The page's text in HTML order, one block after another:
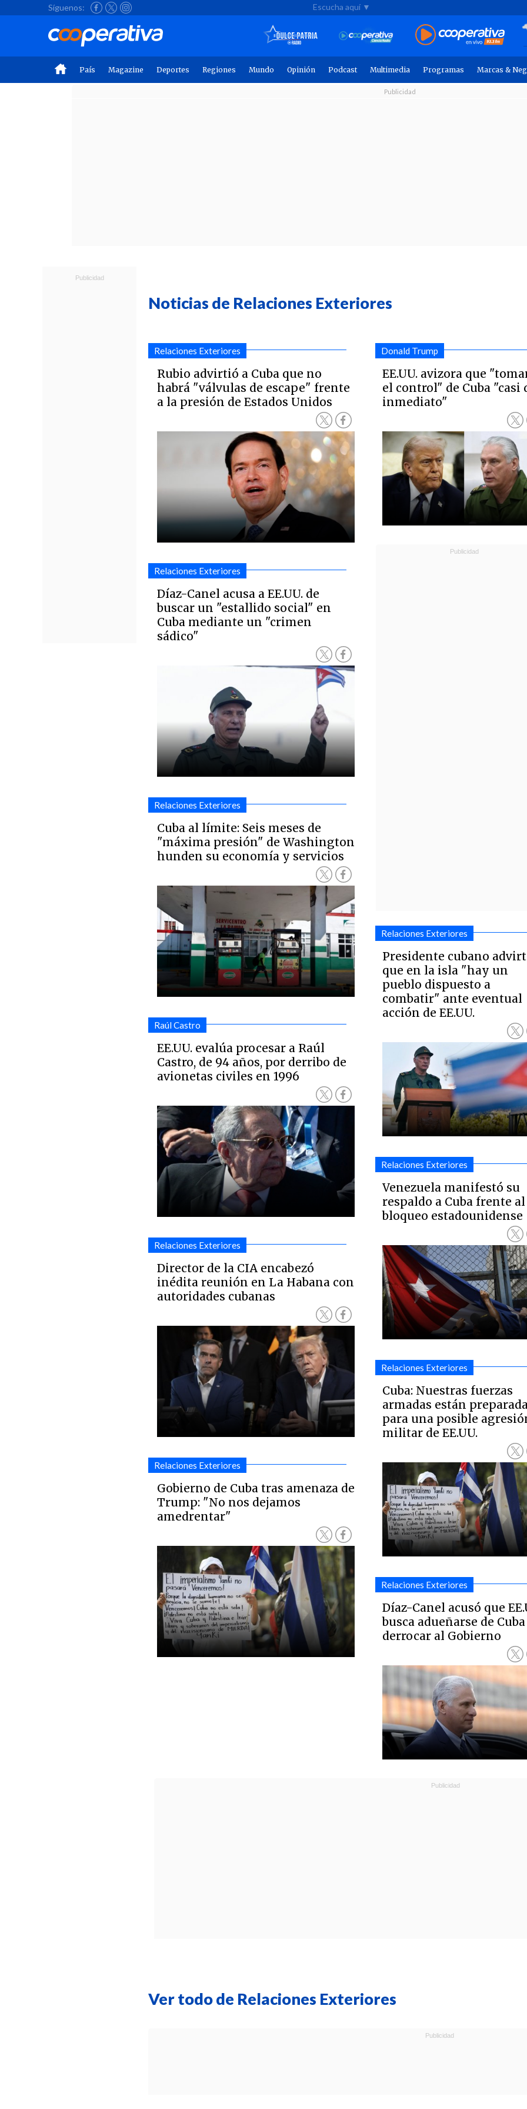
Síguenos: Escucha aquí ▼
País Magazine Deportes Regiones Mundo Opinión Podcast Multimedia Programas Marcas &
Noticias de Relaciones Exteriores
Relaciones Exteriores
Rubio advirtió a Cuba que no
habrá "válvulas de escape" frente
a la presión de Estados Unidos
Relaciones Exteriores
Díaz-Canel acusa a EE.UU. de
buscar un "estallido social" en
Cuba mediante un "crimen
sádico"
Relaciones Exteriores
Cuba al límite: Seis meses de
"máxima presión" de Washington
hunden su economía y servicios
Raúl Castro
EE.UU. evalúa procesar a Raúl
Castro, de 94 años, por derribo de
avionetas civiles en 1996
Relaciones Exteriores
Director de la CIA encabezó
inédita reunión en La Habana con
autoridades cubanas
Relaciones Exteriores
Gobierno de Cuba tras amenaza de
Trump: "No nos dejamos
amedrentar"
Donald Trump
EE.UU. avizora que
el control" de Cuba "casi
inmediato"
Relaciones Exteriores
Presidente cubano
que en la isla "hay un
pueblo dispuesto a
combatir" ante eventual
acción de EE.UU.
Relaciones Exteriores
Venezuela manifestó su
respaldo a Cuba frente al
bloqueo estadounidense
Relaciones Exteriores
Cuba: Nuestras fuerzas
armadas están
para una posible
militar de EE.UU.
Relaciones Exteriores
Díaz-Canel acusó que
busca adueñarse de
derrocar al Gobierno
Ver todo de Relaciones Exteriores